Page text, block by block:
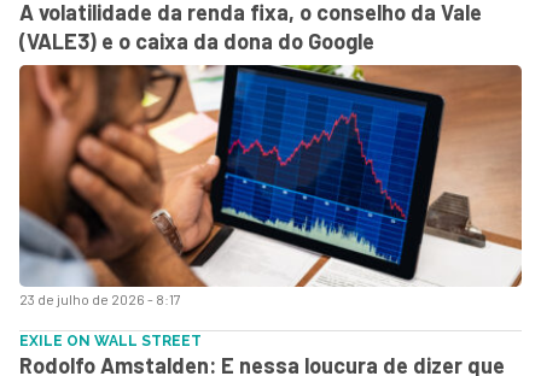
23 de julho de 2026 - 8:17
A volatilidade da renda fixa, o conselho da Vale
(VALE3) e o caixa da dona do Google
EXILE ON WALL STREET
Rodolfo Amstalden: E nessa loucura de dizer que